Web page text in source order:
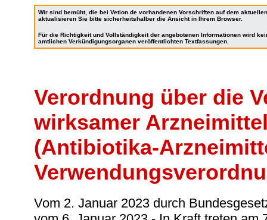
Wir sind bemüht, die bei Vetion.de vorhandenen Vorschriften auf dem
aktualisieren Sie bitte sicherheitshalber die Ansicht in Ihrem Browser.
Für die Richtigkeit und Vollständigkeit der angebotenen Informationen wird
amtlichen Verkündigungsorganen veröffentlichten Textfassungen.
Verordnung über die
wirksamer
(Antibiotika-
Vom 2. Januar 2023 durch